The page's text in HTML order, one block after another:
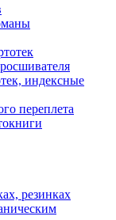
индексные
переплета
резинках